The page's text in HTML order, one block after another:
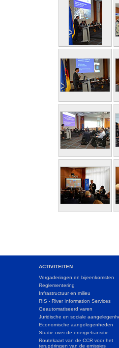
ACTIVITEITEN
Vergaderingen en bijeenkomsten
Reglementering
Infrastructuur en milieu
RIS - River Information Services
Geautomatiseerd varen
Juridische en sociale
Economische aangelegenheden
Studie over de energietransitie
Routekaart van de CCR voor het
terugdringen van de emissies